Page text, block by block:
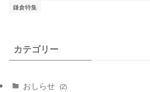
鎌倉特集
カテゴリー
おしらせ (2)